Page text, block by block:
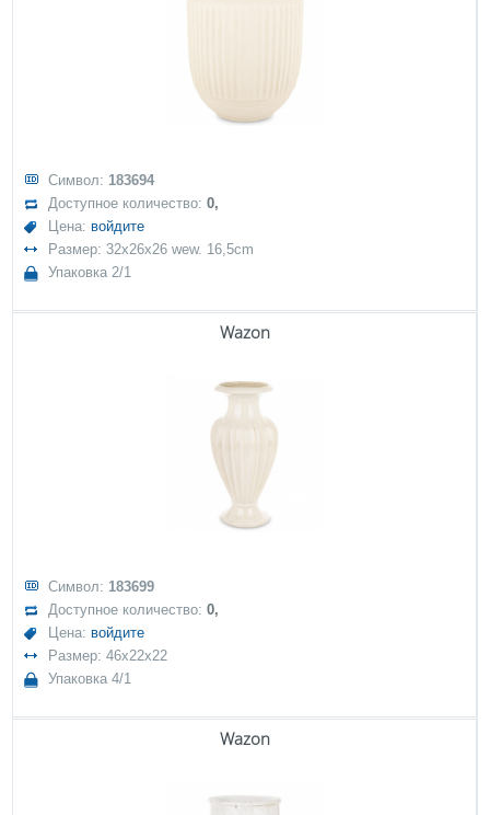
Символ: 183694
Доступное количество:0,
Цена: войдите
Размер: 32x26x26 wew. 16,5cm
Упаковка 2/1
Wazon
Символ: 183699
Доступное количество:0,
Цена: войдите
Размер: 46x22x22
Упаковка 4/1
Wazon